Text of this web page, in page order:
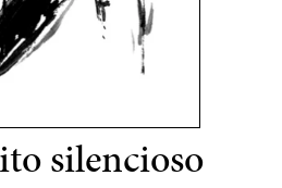
silencioso